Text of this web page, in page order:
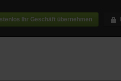
Ihr Geschäft übernehmen